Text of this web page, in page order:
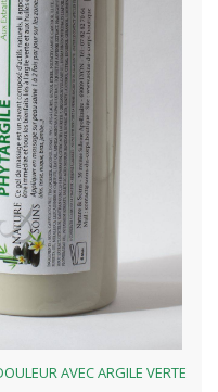
AVEC ARGILE VERTE